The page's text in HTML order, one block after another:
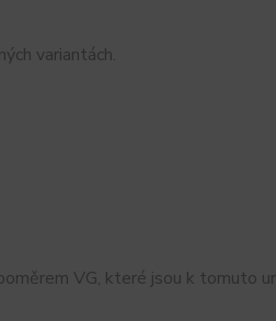
variantách.
VG, které jsou k tomuto